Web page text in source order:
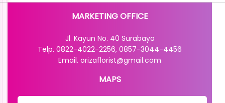
MARKETING OFFICE
Jl. Kayun No. 40 Surabaya
Telp. 0822-4022-2256, 0857-3044-4456
Email. orizaflorist@gmail.com
MAPS